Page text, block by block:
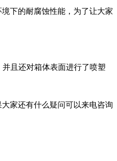
下的耐腐蚀性能，为了让大家
且还对箱体表面进行了喷塑
家还有什么疑问可以来电咨询